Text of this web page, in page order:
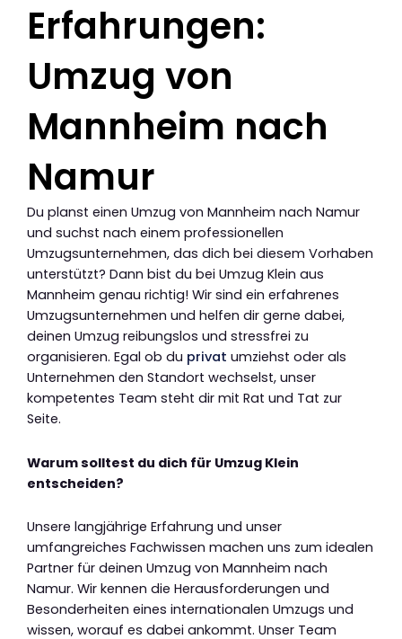
Erfahrungen:
Umzug von
Mannheim nach
Namur
Du planst einen Umzug von Mannheim nach Namur
und suchst nach einem professionellen
Umzugsunternehmen, das dich bei diesem Vorhaben
unterstützt? Dann bist du bei Umzug Klein aus
Mannheim genau richtig! Wir sind ein erfahrenes
Umzugsunternehmen und helfen dir gerne dabei,
deinen Umzug reibungslos und stressfrei zu
organisieren. Egal ob du privat umziehst oder als
Unternehmen den Standort wechselst, unser
kompetentes Team steht dir mit Rat und Tat zur
Seite.
Warum solltest du dich für Umzug Klein
entscheiden?
Unsere langjährige Erfahrung und unser
umfangreiches Fachwissen machen uns zum idealen
Partner für deinen Umzug von Mannheim nach
Namur. Wir kennen die Herausforderungen und
Besonderheiten eines internationalen Umzugs und
wissen, worauf es dabei ankommt. Unser Team